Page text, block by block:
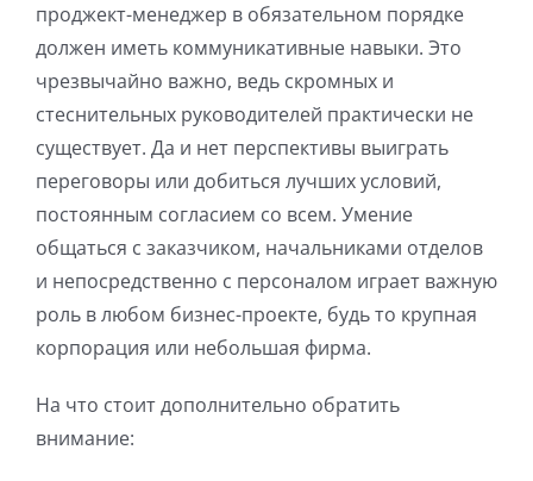
проджект-менеджер в обязательном порядке
должен иметь коммуникативные навыки. Это
чрезвычайно важно, ведь скромных и
стеснительных руководителей практически не
существует. Да и нет перспективы выиграть
переговоры или добиться лучших условий,
постоянным согласием со всем. Умение
общаться с заказчиком, начальниками отделов
и непосредственно с персоналом играет важную
роль в любом бизнес-проекте, будь то крупная
корпорация или небольшая фирма.
На что стоит дополнительно обратить
внимание: